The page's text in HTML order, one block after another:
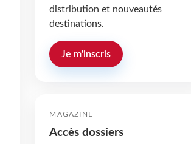
distribution et nouveautés
destinations.
Je m'inscris
MAGAZINE
Accès dossiers